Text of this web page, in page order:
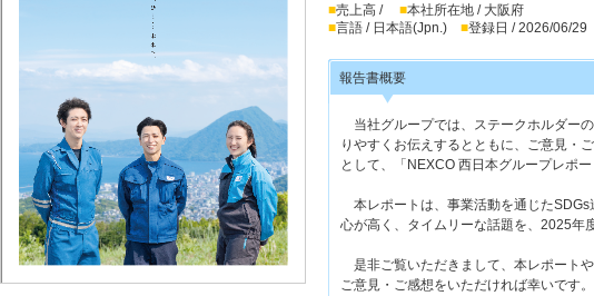
■売上高 / ■本社所在地 / 大阪府
■言語 / 日本語(Jpn.) ■登録日 / 2026/06/29
報告書概要
当社グループでは、ステークホルダー
りやすくお伝えするとともに、ご意見・
として、「NEXCO 西日本グループレポ
本レポートは、事業活動を通じた
心が高く、タイムリーな話題を、2025年
是非ご覧いただきまして、本レポート
ご意見・ご感想をいただければ幸いです。